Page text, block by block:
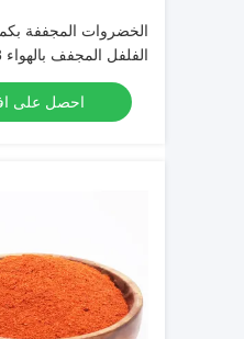
الخضروات المجففة
مع اللون الطبيعي
احصل على